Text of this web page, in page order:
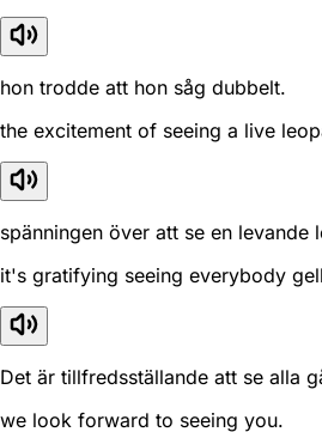
hon trodde att hon såg dubbelt.
the excitement of seeing a live
spänningen över att se en levande
it's gratifying seeing everybody
Det är tillfredsställande att se alla
we look forward to seeing you.